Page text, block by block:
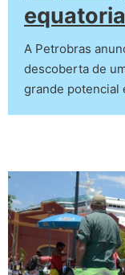
A Petrobras
descoberta de
grande potencial